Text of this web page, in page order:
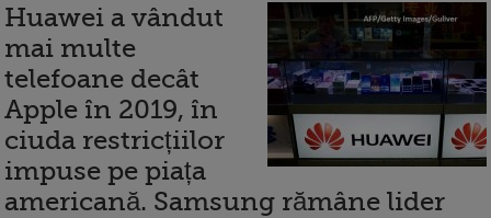
Huawei a vândut
mai multe
telefoane decât
Apple în 2019, în
ciuda restricțiilor
impuse pe piața
americană. Samsung rămâne lider